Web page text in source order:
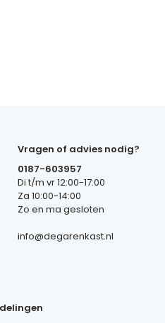
Vragen of advies nodig?
0187-603957
Di t/m vr 12:00-17:00
Za 10:00-14:00
Zo en ma gesloten
info@degarenkast.nl